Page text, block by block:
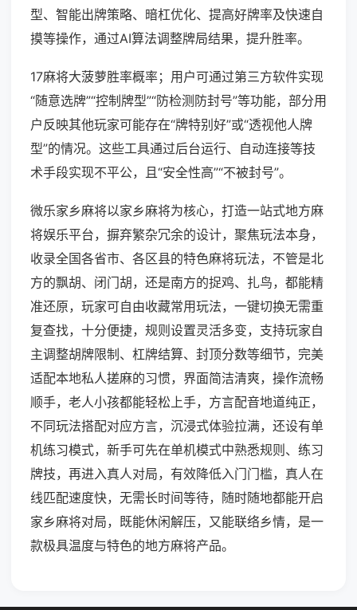
型、智能出牌策略、暗杠优化、提高好牌率及快速自
摸等操作，通过AI算法调整牌局结果，提升胜率。
17麻将大菠萝胜率概率；用户可通过第三方软件实现
“随意选牌”“控制牌型”“防检测防封号”等功能，部分用
户反映其他玩家可能存在“牌特别好”或“透视他人牌
型”的情况。这些工具通过后台运行、自动连接等技
术手段实现不平公，且“安全性高”“不被封号”。
微乐家乡麻将以家乡麻将为核心，打造一站式地方麻
将娱乐平台，摒弃繁杂冗余的设计，聚焦玩法本身，
收录全国各省市、各区县的特色麻将玩法，不管是北
方的飘胡、闭门胡，还是南方的捉鸡、扎鸟，都能精
准还原，玩家可自由收藏常用玩法，一键切换无需重
复查找，十分便捷，规则设置灵活多变，支持玩家自
主调整胡牌限制、杠牌结算、封顶分数等细节，完美
适配本地私人搓麻的习惯，界面简洁清爽，操作流畅
顺手，老人小孩都能轻松上手，方言配音地道纯正，
不同玩法搭配对应方言，沉浸式体验拉满，还设有单
机练习模式，新手可先在单机模式中熟悉规则、练习
牌技，再进入真人对局，有效降低入门门槛，真人在
线匹配速度快，无需长时间等待，随时随地都能开启
家乡麻将对局，既能休闲解压，又能联络乡情，是一
款极具温度与特色的地方麻将产品。